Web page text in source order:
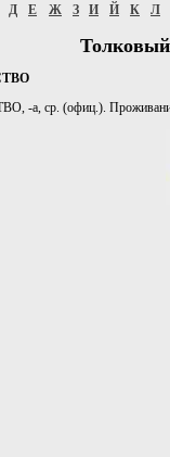
Д Е Ж З И Й К Л
-а, ср. (офиц.). Проживание